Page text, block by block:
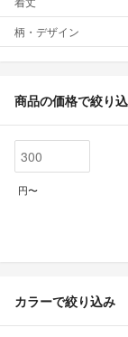
柄・デザイン
商品の価格で絞り
円〜
カラーで絞り込み